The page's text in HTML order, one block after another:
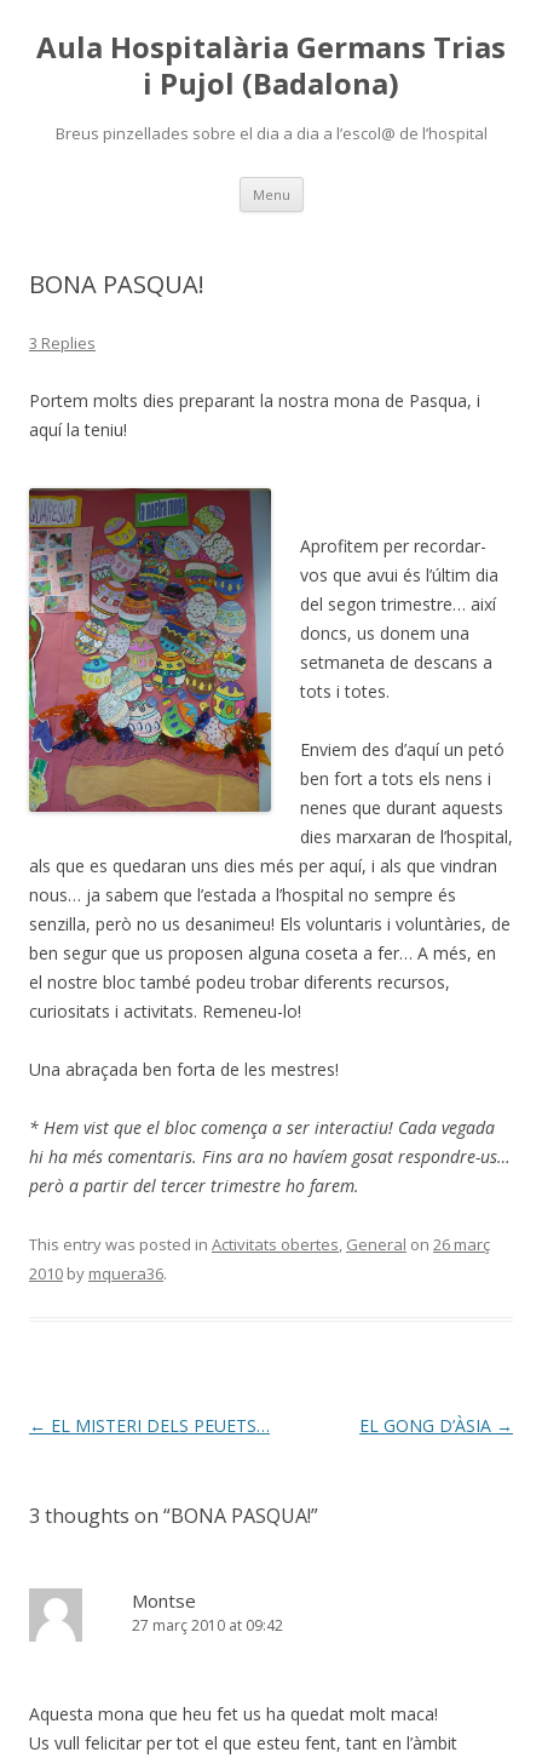
Aula Hospitalària Germans Trias
i Pujol (Badalona)
Breus pinzellades sobre el dia a dia a l’escol@ de l’hospital
Menu Skip
content
BONA PASQUA!
3 Replies
Portem molts dies preparant la nostra mona de Pasqua, i
aquí la teniu!
Aprofitem per recordar-
vos que avui és l’últim dia
del segon trimestre… així
doncs, us donem una
setmaneta de descans a
tots i totes.
Enviem des d’aquí un petó
ben fort a tots els nens i
nenes que durant aquests
dies marxaran de l’hospital,
als que es quedaran uns dies més per aquí, i als que vindran
nous… ja sabem que l’estada a l’hospital no sempre és
senzilla, però no us desanimeu! Els voluntaris i voluntàries, de
ben segur que us proposen alguna coseta a fer… A més, en
el nostre bloc també podeu trobar diferents recursos,
curiositats i activitats. Remeneu-lo!
Una abraçada ben forta de les mestres!
* Hem vist que el bloc comença a ser interactiu! Cada vegada
hi ha més comentaris. Fins ara no havíem gosat respondre-us…
però a partir del tercer trimestre ho farem.
This entry was posted in Activitats obertes, General on 26 març
2010 by mquera36.
Post
← EL MISTERI DELS PEUETS… EL GONG D’ÀSIA →
3 thoughts on “BONA PASQUA!”
Montse
27 març 2010 at 09:42
Aquesta mona que heu fet us ha quedat molt maca!
Us vull felicitar per tot el que esteu fent, tant en l’àmbit